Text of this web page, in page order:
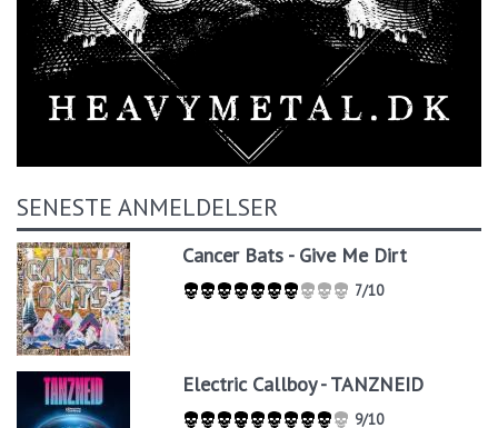
SENESTE ANMELDELSER
Cancer Bats - Give Me Dirt
7/10
Electric Callboy - TANZNEID
9/10